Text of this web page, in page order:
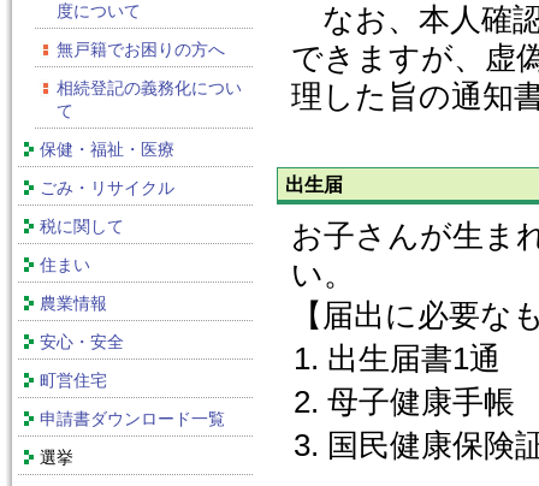
度について
無戸籍でお困りの方へ
相続登記の義務化につい
て
保健・福祉・医療
ごみ・リサイクル
税に関して
住まい
農業情報
安心・安全
町営住宅
申請書ダウンロード一覧
選挙
なお、本人確
できますが、虚
理した旨の通知
出生届
お子さんが生ま
い。
【届出に必要な
出生届書1通
母子健康手帳
国民健康保険